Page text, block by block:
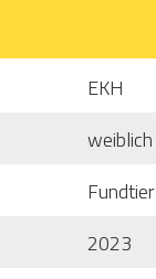
EKH
weiblich
Fundtier
2023